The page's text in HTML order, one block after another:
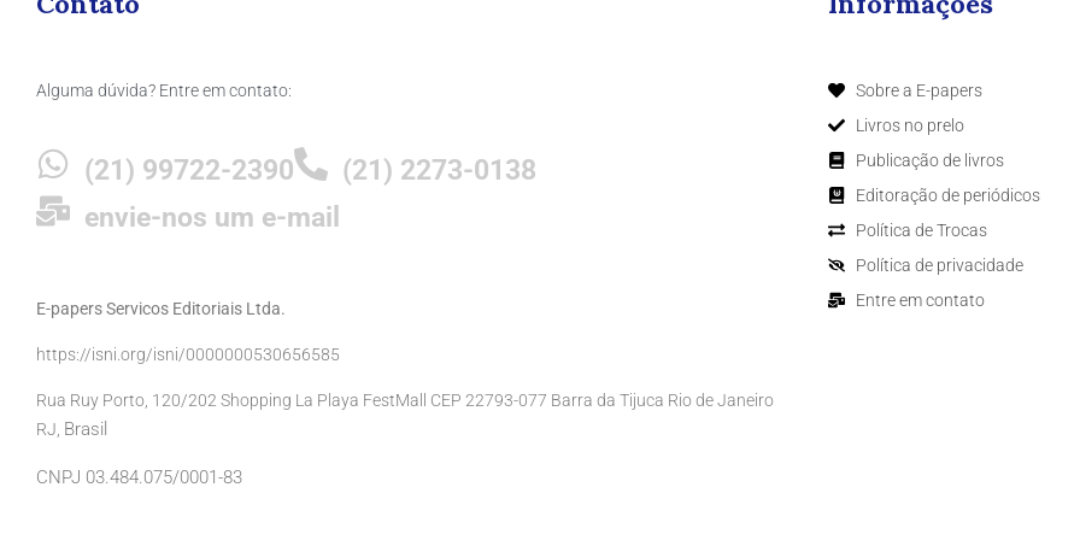
Alguma dúvida? Entre em contato:
(21) 99722-2390
(21) 2273-0138
envie-nos um e-mail
E-papers Servicos Editoriais Ltda.
https://isni.org/isni/0000000530656585
Rua Ruy Porto, 120/202 Shopping La Playa FestMall CEP 22793-077 Barra da Tijuca Rio de Janeiro
RJ, Brasil
CNPJ 03.484.075/0001-83
Sobre a E-papers
Livros no prelo
Publicação de livros
Editoração de periódicos
Política de Trocas
Política de privacidade
Entre em contato